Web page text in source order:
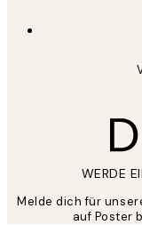
WERDE
Melde dich für
auf Poster